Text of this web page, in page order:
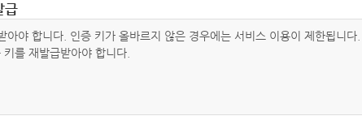
급
야 합니다. 인증 키가 올바르지 않은 경우에는 서비스 이용이 제한됩니다.
를 재발급받아야 합니다.